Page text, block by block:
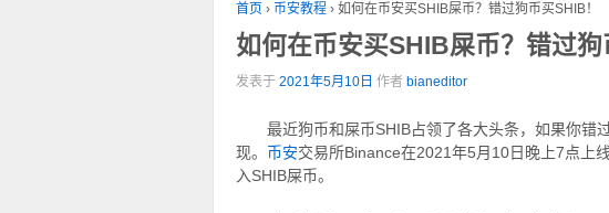
首页 › 币安教程 › 如何在币安买SHIB屎币？错过狗币买SHIB！
如何在币安买SHIB屎币？错过狗
发表于 2021年5月10日 作者 bianeditor
最近狗币和屎币SHIB占领了各大头条，如果你错
现。 币安交易所Binance在2021年5月10日晚上7点上
入SHIB屎币。